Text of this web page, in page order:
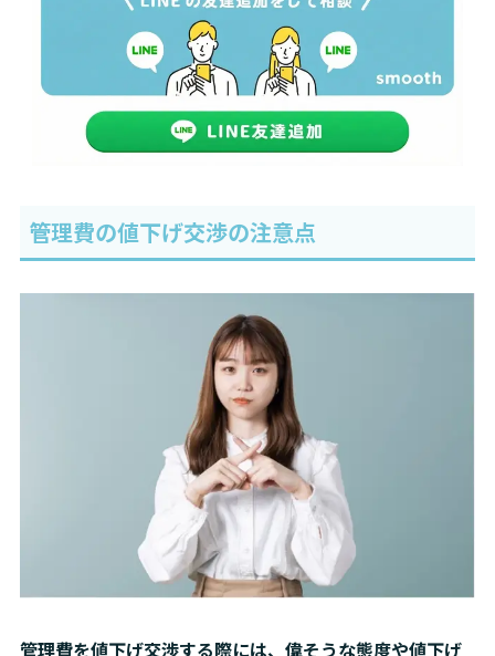
管理費の値下げ交渉の注意点
管理費を値下げ交渉する際には、偉そうな態度や値下げ